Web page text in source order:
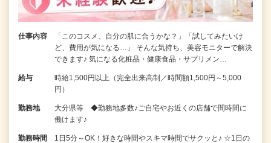
仕事内容
「このコスメ、自分の肌に合うかな？」「試してみたいけ
ど、費用が気になる…」 そんな気持ち、美容モニターで解決
できます♪ 気になる化粧品・健康食品・サプリメン…
給与
時給1,500円以上（完全出来高制／時間額1,500円～5,000
円）
勤務地
大分県等 ◆勤務地多数♪ご自宅やお近くの店舗で間時間に
働けます♪
勤務時間
1日5分～OK！好きな時間やスキマ時間でサクッと♪ ☆1日の